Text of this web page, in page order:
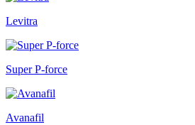
Levitra
Super P-force
Avanafil